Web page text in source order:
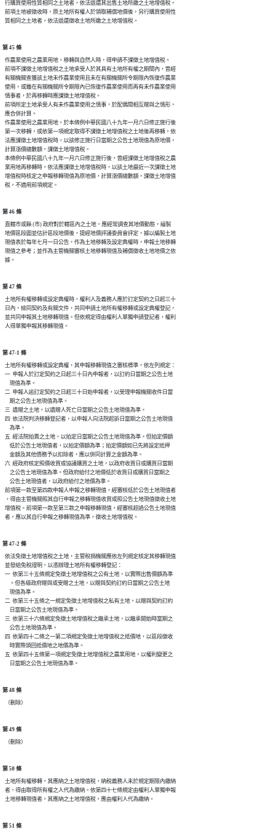
  行購買使用性質相同之土地者，依法退還其出售土地所繳之土地增值稅。
  前項土地被徵收時，原土地所有權人於領取補償地價後，另行購買使用性
第 45 條
  作農業使用之農業用地，移轉與自然人時，得申請不課徵土地增值稅。
  前項不課徵土地增值稅之土地承受人於其具有土地所有權之期間內，曾經
  有關機關查獲該土地未作農業使用且未在有關機關所令期限內恢復作農業
  使用，或雖在有關機關所令期限內已恢復作農業使用而再有未作農業使用
  情事者，於再移轉時應課徵土地增值稅。
  前項所定土地承受人有未作農業使用之情事，於配偶間相互贈與之情形，
  應合併計算。
  作農業使用之農業用地，於本條例中華民國八十九年一月六日修正施行後
  第一次移轉，或依第一項規定取得不課徵土地增值稅之土地後再移轉，依
  法應課徵土地增值稅時，以該修正施行日當期之公告土地現值為原地價，
  計算漲價總數額，課徵土地增值稅。
  本條例中華民國八十九年一月六日修正施行後，曾經課徵土地增值稅之農
  業用地再移轉時，依法應課徵土地增值稅時，以該土地最近一次課徵土地
  增值稅時核定之申報移轉現值為原地價，計算漲價總數額，課徵土地增值
第 46 條
  直轄市或縣 (市) 政府對於轄區內之土地，應經常調查其地價動態，繪製
  地價區段圖並估計區段地價後，提經地價評議委員會評定，據以編製土地
  現值表於每年七月一日公告，作為土地移轉及設定典權時，申報土地移轉
  現值之參考；並作為主管機關審核土地移轉現值及補償徵收土地地價之依
第 47 條
  土地所有權移轉或設定典權時，權利人及義務人應於訂定契約之日起三十
  日內，檢同契約及有關文件，共同申請土地所有權移轉或設定典權登記，
  並共同申報其土地移轉現值。但依規定得由權利人單獨申請登記者，權利
第 47-1 條
  土地所有權移轉或設定典權，其申報移轉現值之審核標準，依左列規定：
  一  申報人於訂定契約之日起三十日內申報者，以訂約日當期之公告土地
      現值為準。
  二  申報人逾訂定契約之日起三十日始申報者，以受理申報機關收件日當
      期之公告土地現值為準。
  三  遺贈之土地，以遺贈人死亡日當期之公告土地現值為準。
  四  依法院判決移轉登記者，以申報人向法院起訴日當期之公告土地現值
      為準。
  五  經法院拍賣之土地，以拍定日當期之公告土地現值為準。但拍定價額
      低於公告土地現值者，以拍定價額為準；拍定價額如已先將設定抵押
      金額及其他債務予以扣除者，應以併同計算之金額為準。
  六  經政府核定照價收買或協議購買之土地，以政府收買日或購買日當期
      之公告土地現值為準。但政府給付之地價低於收買日或購買日當期之
      公告土地現值者，以政府給付之地價為準。
  前項第一款至第四款申報人申報之移轉現值，經審核低於公告土地現值者
  ，得由主管機關照其自行申報之移轉現值收買或照公告土地現值徵收土地
  增值稅。前項第一款至第三款之申報移轉現值，經審核超過公告土地現值
第 47-2 條
  依法免徵土地增值稅之土地，主管稅捐機關應依左列規定核定其移轉現值
  並發給免稅證明，以憑辦理土地所有權移轉登記：
  一  依第三十五條規定免徵土地增值稅之公有土地，以實際出售價額為準
      。但各級政府贈與或受贈之土地，以贈與契約訂約日當期之公告土地
      現值為準。
  二  依第三十五條之一規定免徵土地增值稅之私有土地，以贈與契約訂約
      日當期之公告土地現值為準。
  三  依第三十六條規定免徵土地增值稅之繼承土地，以繼承開始時當期之
      公告土地現值為準。
  四  依第四十二條之一第二項規定免徵土地增值稅之抵價地，以區段徵收
      時實際領回抵價地之地價為準。
  五  依第四十五條第一項規定免徵土地增值稅之農業用地，以權利變更之
第 48 條
第 49 條
第 50 條
  土地所有權移轉，其應納之土地增值稅，納稅義務人未於規定期限內繳納
  者，得由取得所有權之人代為繳納。依第四十七條規定由權利人單獨申報
第 51 條